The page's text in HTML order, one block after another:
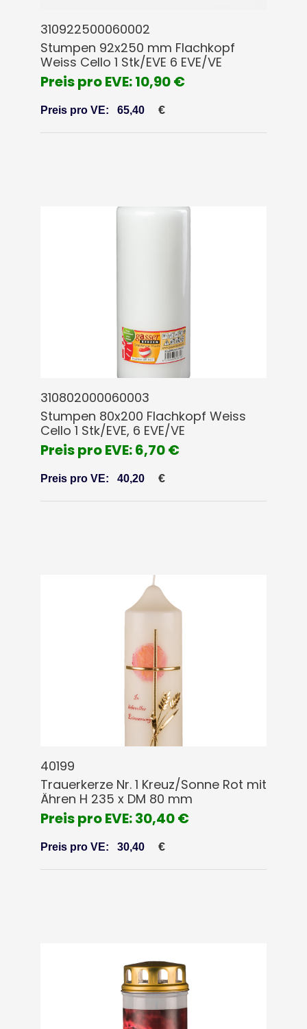
310922500060002
Stumpen 92x250 mm Flachkopf
Weiss Cello 1 Stk/EVE 6 EVE/VE
Preis pro EVE: 10,90 €
Preis pro VE: 65,40 €
310802000060003
Stumpen 80x200 Flachkopf Weiss
Cello 1 Stk/EVE, 6 EVE/VE
Preis pro EVE: 6,70 €
Preis pro VE: 40,20 €
40199
Trauerkerze Nr. 1 Kreuz/Sonne Rot mit
Ähren H 235 x DM 80 mm
Preis pro EVE: 30,40 €
Preis pro VE: 30,40 €